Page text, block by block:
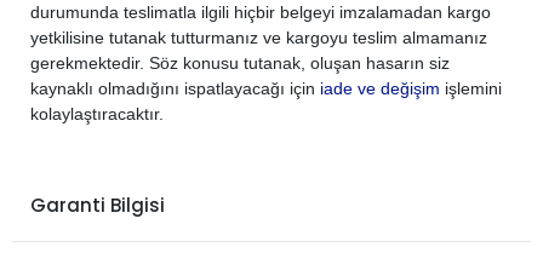
durumunda teslimatla ilgili hiçbir belgeyi imzalamadan kargo
yetkilisine tutanak tutturmanız ve kargoyu teslim almamanız
gerekmektedir. Söz konusu tutanak, oluşan hasarın siz
kaynaklı olmadığını ispatlayacağı için iade ve değişim işlemini
kolaylaştıracaktır.
Garanti Bilgisi